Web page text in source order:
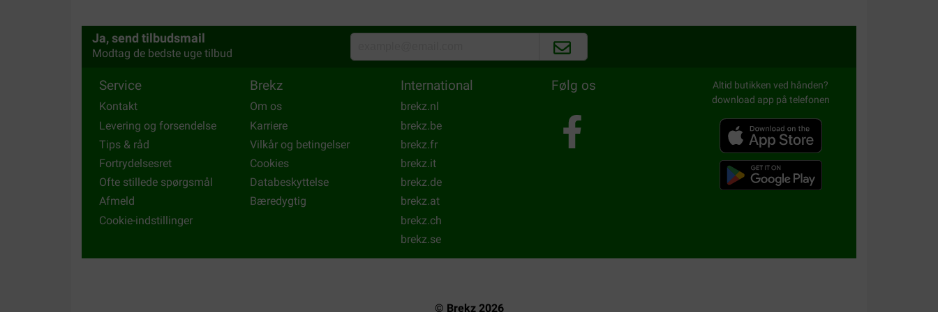
Translate to English
kunnen zijn: “Daag geld, Daag bestelling, Overmacht(?)”.
Translate to English
Ja, send tilbudsmail
Modtag de bedste uge tilbud
Service
Kontakt
Levering og forsendelse
Tips & råd
Fortrydelsesret
Ofte stillede spørgsmål
Afmeld
Cookie-indstillinger
Brekz
Om os
Karriere
Vilkår og betingelser
Cookies
Databeskyttelse
Bæredygtig
International
brekz.nl
brekz.be
brekz.fr
brekz.it
brekz.de
brekz.at
brekz.ch
brekz.se
Følg os
Altid butikken ved hånden?
download app på telefonen
© Brekz 2026